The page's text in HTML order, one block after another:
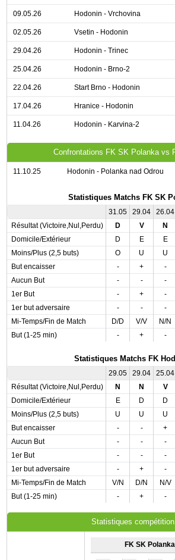
09.05.26 Hodonin - Vrchovina
02.05.26 Vsetin - Hodonin
29.04.26 Hodonin - Trinec
25.04.26 Hodonin - Brno-2
22.04.26 Start Brno - Hodonin
17.04.26 Hranice - Hodonin
11.04.26 Hodonin - Karvina-2
Confrontations FK SK Polanka vs
11.10.25 Hodonin - Polanka nad Odrou
Statistiques Matchs FK SK
31.05 29.04 26.04
Résultat (Victoire,Nul,Perdu)
D V N
Domicile/Extérieur
D E E
Moins/Plus (2,5 buts)
O U U
But encaisser
- + -
Aucun But
- - -
1er But
- + -
1er but adversaire
- - -
Mi-Temps/Fin de Match
D/D V/V N/N
But (1-25 min)
- + -
Statistiques Matchs FK
29.05 29.04 25.04
Résultat (Victoire,Nul,Perdu)
N N V
Domicile/Extérieur
E D D
Moins/Plus (2,5 buts)
U U U
But encaisser
- - +
Aucun But
- - -
1er But
- - -
1er but adversaire
- + -
Mi-Temps/Fin de Match
V/N D/N N/V
But (1-25 min)
- + -
Statistiques compétition
FK SK Polanka